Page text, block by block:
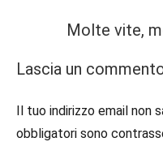
Molte vite,
Lascia un
Il tuo indirizzo email non
obbligatori sono